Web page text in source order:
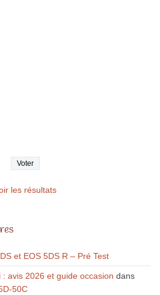
les résultats
et EOS 5DS R – Pré Test
avis 2026 et guide occasion dans
50C